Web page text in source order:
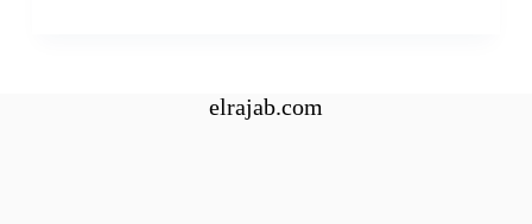
elrajab.com